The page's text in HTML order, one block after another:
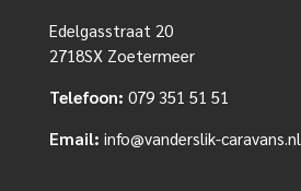
Edelgasstraat 20
2718SX Zoetermeer
Telefoon: 079 351 51 51
Email: info@vanderslik-caravans.nl